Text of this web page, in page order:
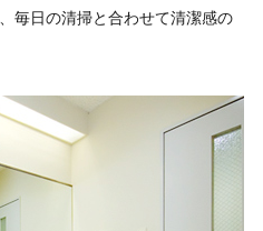
毎日の清掃と合わせて清潔感の